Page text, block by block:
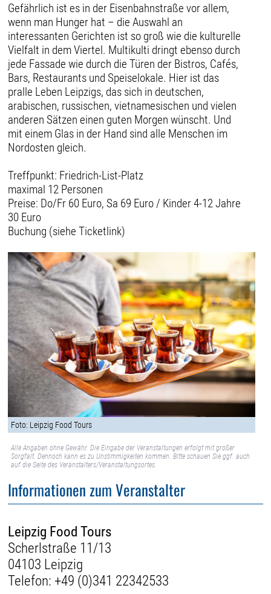
Gefährlich ist es in der Eisenbahnstraße vor allem,
wenn man Hunger hat – die Auswahl an
interessanten Gerichten ist so groß wie die kulturelle
Vielfalt in dem Viertel. Multikulti dringt ebenso durch
jede Fassade wie durch die Türen der Bistros, Cafés,
Bars, Restaurants und Speiselokale. Hier ist das
pralle Leben Leipzigs, das sich in deutschen,
arabischen, russischen, vietnamesischen und vielen
anderen Sätzen einen guten Morgen wünscht. Und
mit einem Glas in der Hand sind alle Menschen im
Nordosten gleich.
Treffpunkt: Friedrich-List-Platz
maximal 12 Personen
Preise: Do/Fr 60 Euro, Sa 69 Euro / Kinder 4-12 Jahre
30 Euro
Buchung (siehe Ticketlink)
Foto: Leipzig Food Tours
Alle Angaben ohne Gewähr. Die Eingabe der Veranstaltungen erfolgt mit großer
Sorgfalt. Dennoch kann es zu Unstimmigkeiten kommen. Bitte schauen Sie ggf. auch
auf die Seite des Veranstalters/Veranstaltungsortes.
Informationen zum Veranstalter
Leipzig Food Tours
Scherlstraße 11/13
04103 Leipzig
Telefon: +49 (0)341 22342533